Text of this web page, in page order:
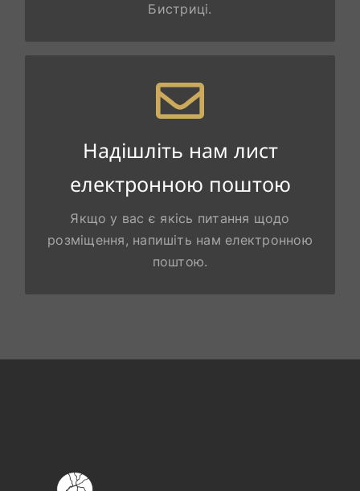
Бистриці.
Надішліть нам лист
електронною поштою
Якщо у вас є якісь питання щодо
розміщення, напишіть нам електронною
поштою.
МИ З НЕТЕРПІННЯМ ЧЕКАЄМО
ВАШОГО ПОВІДОМЛЕННЯ!
ВІДПРАВИТИ ЕЛЕКТРОННУ ПОШТУ